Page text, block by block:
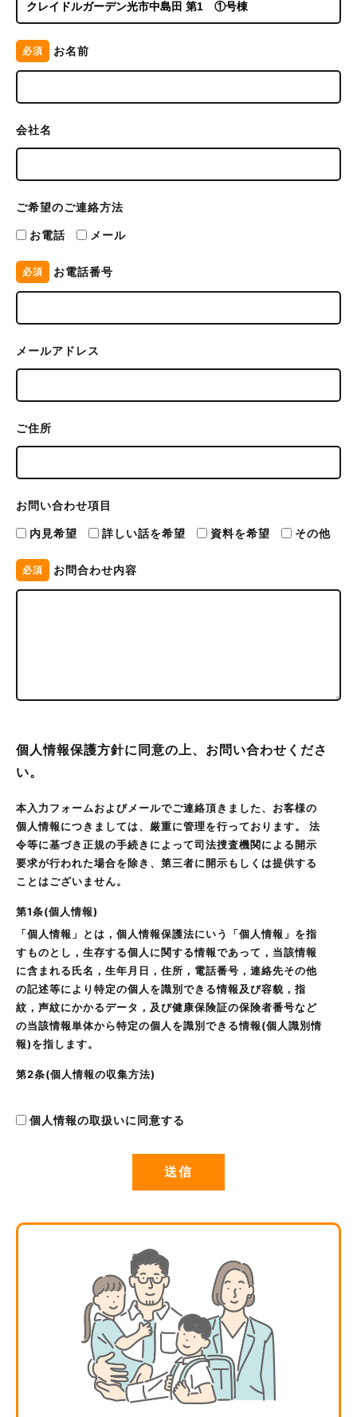
必須 お名前
会社名
ご希望のご連絡方法
お電話 メール
必須 お電話番号
メールアドレス
ご住所
お問い合わせ項目
内見希望 詳しい話を希望 資料を希望 その他
必須 お問合わせ内容
個人情報保護方針に同意の上、お問い合わせくださ
い。
本入力フォームおよびメールでご連絡頂きました、お客様の
個人情報につきましては、厳重に管理を行っております。 法
令等に基づき正規の手続きによって司法捜査機関による開示
要求が行われた場合を除き、第三者に開示もしくは提供する
ことはございません。
第1条(個人情報)
「個人情報」とは，個人情報保護法にいう「個人情報」を指
すものとし，生存する個人に関する情報であって，当該情報
に含まれる氏名，生年月日，住所，電話番号，連絡先その他
の記述等により特定の個人を識別できる情報及び容貌，指
紋，声紋にかかるデータ，及び健康保険証の保険者番号など
の当該情報単体から特定の個人を識別できる情報(個人識別情
報)を指します。
第2条(個人情報の収集方法)
所，電話番号，メールアドレス，銀行口座番号，クレジット
とがあります。また，ユーザーと提携先などとの間でなされ
たユーザーの個人情報を含む取引記録や決済に関する情報を,
当社の提携先(情報提供元，広告主，広告配信先などを含みま
ります。
第3条(個人情報を収集・利用する目的)
当社が個人情報を収集・利用する目的は，以下のとおりで
当社サービスの提供・運営のため
ユーザーからのお問い合わせに回答するため(本人確認を行う
ユーザーが利用中のサービスの新機能，更新情報，キャンペ
ーン等及び当社が提供する他のサービスの案内のメールを送
個人情報の取扱いに同意する